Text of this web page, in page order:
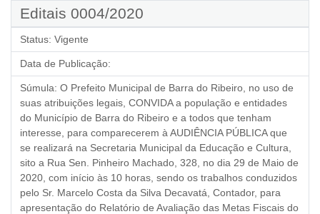
Editais 0004/2020
Status: Vigente
Data de Publicação:
Súmula: O Prefeito Municipal de Barra do Ribeiro, no uso de
suas atribuições legais, CONVIDA a população e entidades
do Município de Barra do Ribeiro e a todos que tenham
interesse, para comparecerem à AUDIÊNCIA PÚBLICA que
se realizará na Secretaria Municipal da Educação e Cultura,
sito a Rua Sen. Pinheiro Machado, 328, no dia 29 de Maio de
2020, com início às 10 horas, sendo os trabalhos conduzidos
pelo Sr. Marcelo Costa da Silva Decavatá, Contador, para
apresentação do Relatório de Avaliação das Metas Fiscais do